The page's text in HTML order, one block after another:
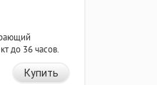
до 36 часов.
Купить